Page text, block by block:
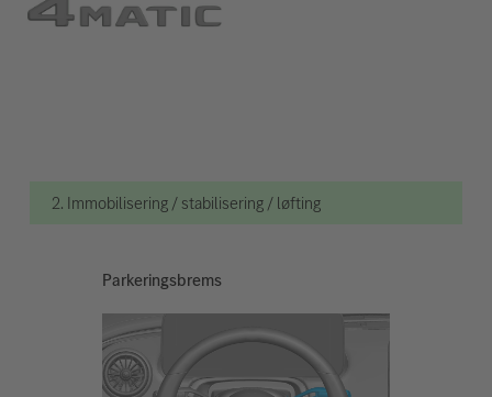
2. Immobilisering / stabilisering / løfting
Parkeringsbrems